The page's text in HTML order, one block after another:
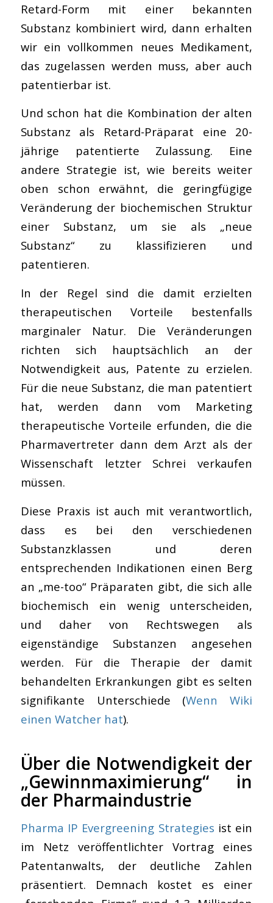
Retard-Form mit einer bekannten
Substanz kombiniert wird, dann erhalten
wir ein vollkommen neues Medikament,
das zugelassen werden muss, aber auch
patentierbar ist.
Und schon hat die Kombination der alten
Substanz als Retard-Präparat eine 20-
jährige patentierte Zulassung. Eine
andere Strategie ist, wie bereits weiter
oben schon erwähnt, die geringfügige
Veränderung der biochemischen Struktur
einer Substanz, um sie als „neue
Substanz“ zu klassifizieren und
patentieren.
In der Regel sind die damit erzielten
therapeutischen Vorteile bestenfalls
marginaler Natur. Die Veränderungen
richten sich hauptsächlich an der
Notwendigkeit aus, Patente zu erzielen.
Für die neue Substanz, die man patentiert
hat, werden dann vom Marketing
therapeutische Vorteile erfunden, die die
Pharmavertreter dann dem Arzt als der
Wissenschaft letzter Schrei verkaufen
müssen.
Diese Praxis ist auch mit verantwortlich,
dass es bei den verschiedenen
Substanzklassen und deren
entsprechenden Indikationen einen Berg
an „me-too“ Präparaten gibt, die sich alle
biochemisch ein wenig unterscheiden,
und daher von Rechtswegen als
eigenständige Substanzen angesehen
werden. Für die Therapie der damit
behandelten Erkrankungen gibt es selten
signifikante Unterschiede (Wenn Wiki
einen Watcher hat).
Über die Notwendigkeit der
„Gewinnmaximierung“ in
der Pharmaindustrie
Pharma IP Evergreening Strategies ist ein
im Netz veröffentlichter Vortrag eines
Patentanwalts, der deutliche Zahlen
präsentiert. Demnach kostet es einer